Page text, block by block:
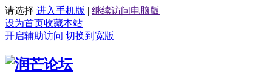
请选择 进入手机版 | 继续访问电脑版
设为首页收藏本站
开启辅助访问 切换到宽版